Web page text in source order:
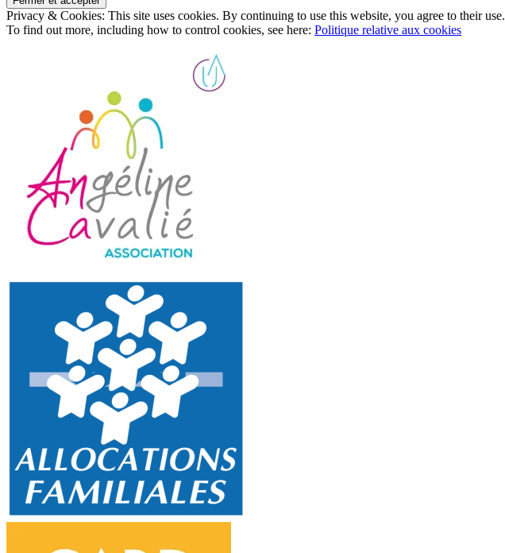
Privacy & Cookies: This site uses cookies. By continuing to use this website, you agree to their use.
To find out more, including how to control cookies, see here: Politique relative aux cookies